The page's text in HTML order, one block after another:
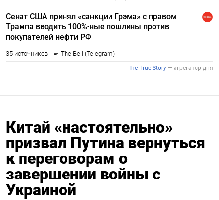
Китай «настоятельно»
призвал Путина вернуться
к переговорам о
завершении войны с
Украиной